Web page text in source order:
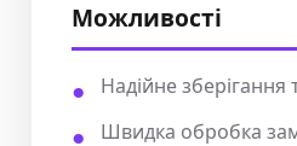
Можливості
Надійне зберігання
Швидка обробка